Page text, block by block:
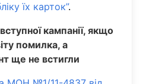
їх карток”.
кампанії, якщо
помилка, а
ще не встигли